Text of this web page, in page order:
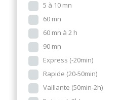
5 à 10 mn
60 mn
60 mn à 2 h
90 mn
Express (-20min)
Rapide (20-50min)
Vaillante (50min-2h)